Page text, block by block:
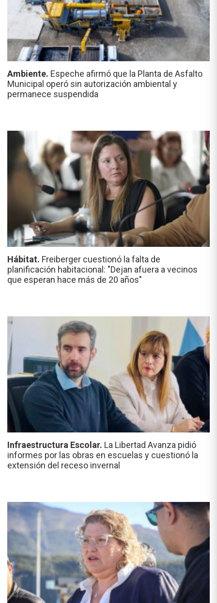
Ambiente. Espeche afirmó que la Planta de Asfalto
Municipal operó sin autorización ambiental y
permanece suspendida
Hábitat. Freiberger cuestionó la falta de
planificación habitacional: "Dejan afuera a vecinos
que esperan hace más de 20 años"
Infraestructura Escolar. La Libertad Avanza pidió
informes por las obras en escuelas y cuestionó la
extensión del receso invernal